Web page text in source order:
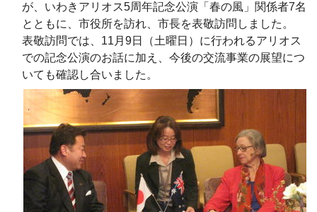
が、いわきアリオス5周年記念公演「春の風」関係者7名
とともに、市役所を訪れ、市長を表敬訪問しました。
表敬訪問では、11月9日（土曜日）に行われるアリオス
での記念公演のお話に加え、今後の交流事業の展望につ
いても確認し合いました。